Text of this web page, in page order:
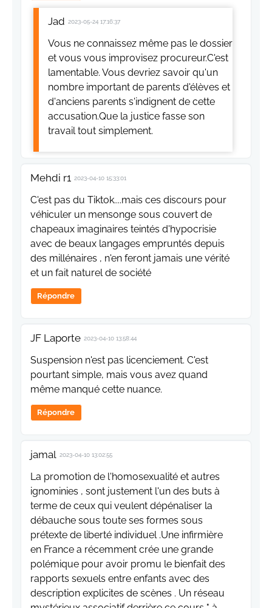
Jad 2023-05-24 17:16:37
Vous ne connaissez même pas le dossier
et vous vous improvisez procureur.C'est
lamentable. Vous devriez savoir qu'un
nombre important de parents d'élèves et
d'anciens parents s'indignent de cette
accusation.Que la justice fasse son
travail tout simplement.
Mehdi r1 2023-04-10 15:33:01
C'est pas du Tiktok....mais ces discours pour
véhiculer un mensonge sous couvert de
chapeaux imaginaires teintés d'hypocrisie
avec de beaux langages empruntés depuis
des millénaires , n'en feront jamais une vérité
et un fait naturel de société
Répondre
JF Laporte 2023-04-10 13:58:44
Suspension n'est pas licenciement. C'est
pourtant simple, mais vous avez quand
même manqué cette nuance.
Répondre
jamal 2023-04-10 13:02:55
La promotion de l'homosexualité et autres
ignominies , sont justement l'un des buts à
terme de ceux qui veulent dépénaliser la
débauche sous toute ses formes sous
prétexte de liberté individuel .Une infirmière
en France a récemment crée une grande
polémique pour avoir promu le bienfait des
rapports sexuels entre enfants avec des
description explicites de scènes . Un réseau